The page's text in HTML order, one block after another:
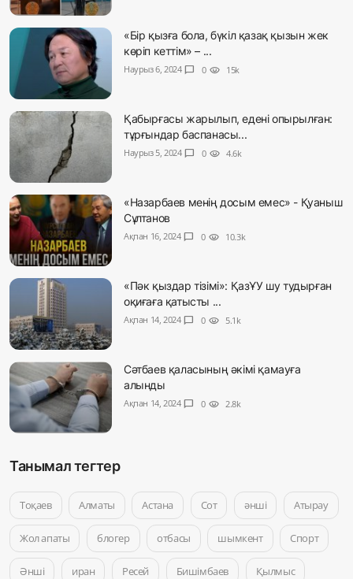
«Бір қызға бола, бүкіл қазақ қызын жек
көріп кеттім» – ...
Наурыз 6, 2024 chat_bubble 0 visibility 15k
Қабырғасы жарылып, едені опырылған:
тұрғындар баспанасы...
Наурыз 5, 2024 chat_bubble 0 visibility 4.6k
«Назарбаев менің досым емес» - Қуаныш
Сұлтанов
Ақпан 16, 2024 chat_bubble 0 visibility 10.3k
«Пәк қыздар тізімі»: ҚазҰУ шу тудырған
оқиғаға қатысты ...
Ақпан 14, 2024 chat_bubble 0 visibility 5.1k
Сәтбаев қаласының әкімі қамауға
алынды
Ақпан 14, 2024 chat_bubble 0 visibility 2.8k
Танымал тегтер
Тоқаев Алматы Астана Сот әнші Атырау
Жол апаты блогер отбасы шымкент Спорт
Әнші иран Ресей Бишімбаев Қылмыс